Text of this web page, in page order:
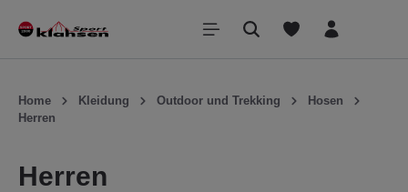
springen
Home Kleidung Outdoor und Trekking
Hosen
Herren
Herren